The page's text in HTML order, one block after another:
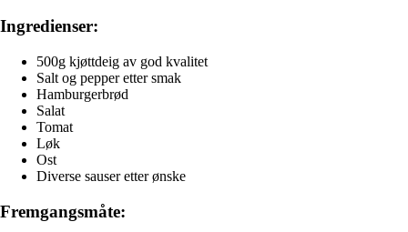
Ingredienser:
500g kjøttdeig av god kvalitet
Salt og pepper etter smak
Hamburgerbrød
Salat
Tomat
Løk
Ost
Diverse sauser etter ønske
Fremgangsmåte: